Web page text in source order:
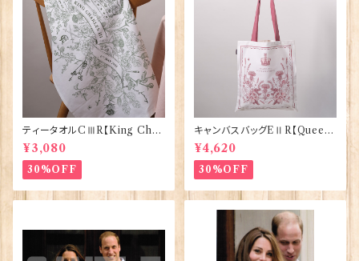
ティータオルCⅢR【King Char
lesⅢ Coronation】Victoria
Eggs 50129
¥3,080
30%OFF
キャンバスバッグEⅡR【Queen
ElizabethⅡ Commemorativ
e】Victoria Eggs 90332
¥4,620
30%OFF